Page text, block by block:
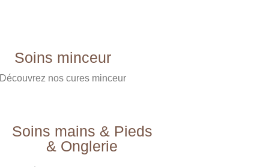
Soins minceur
Découvrez nos cures minceur
Soins mains & Pieds
& Onglerie